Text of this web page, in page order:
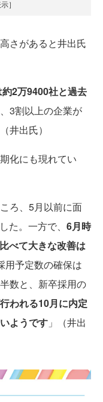
］
さがあると井出氏
約2万9400社と過去
3割以上の企業が
井出氏）
化にも現れてい
ろ、5月以前に面
た。一方で、 6月時
べて大きな改善は
用予定数の確保は
数と、新卒採用の
われる10月に内定
ようです 」（井出